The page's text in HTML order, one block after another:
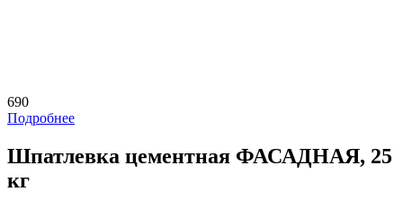
690
Подробнее
Шпатлевка цементная ФАСАДНАЯ, 25
кг